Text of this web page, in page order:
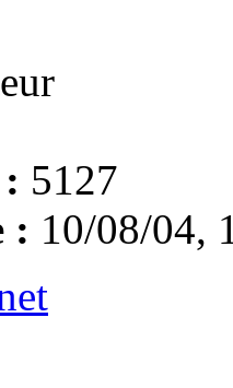
5127
: 10/08/04,